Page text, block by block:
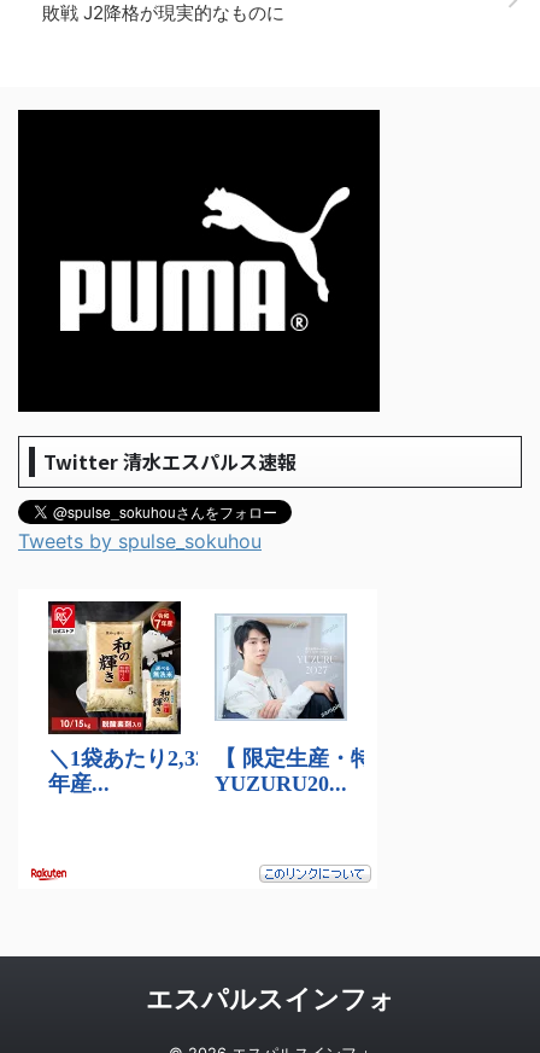
敗戦 J2降格が現実的なものに
Twitter 清水エスパルス速報
Tweets by spulse_sokuhou
エスパルスインフォ